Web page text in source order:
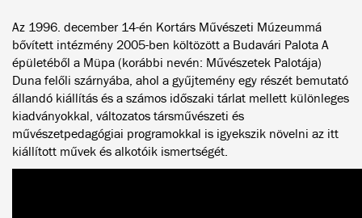
Az 1996. december 14-én Kortárs Művészeti Múzeummá
bővített intézmény 2005-ben költözött a Budavári Palota A
épületéből a Müpa (korábbi nevén: Művészetek Palotája)
Duna felőli szárnyába, ahol a gyűjtemény egy részét bemutató
állandó kiállítás és a számos időszaki tárlat mellett különleges
kiadványokkal, változatos társművészeti és
művészetpedagógiai programokkal is igyekszik növelni az itt
kiállított művek és alkotóik ismertségét.